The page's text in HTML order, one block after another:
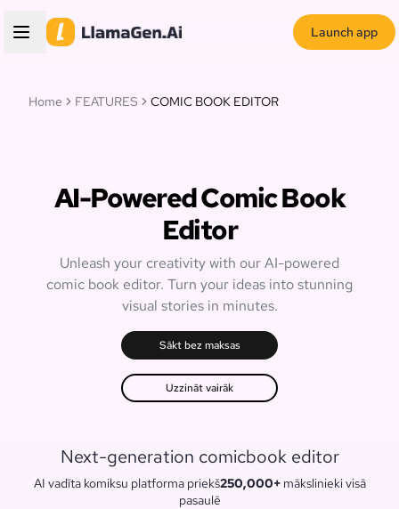
Launch app
Home FEATURES COMIC BOOK EDITOR
AI-Powered Comic Book
Editor
Unleash your creativity with our AI-powered
comic book editor. Turn your ideas into stunning
visual stories in minutes.
Sākt bez maksas
Uzzināt vairāk
Next-generation comicbook editor
AI vadīta komiksu platforma priekš250,000+ mākslinieki visā
pasaulē